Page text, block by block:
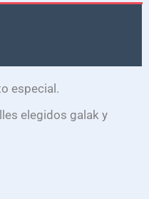
especial.
elegidos galak y